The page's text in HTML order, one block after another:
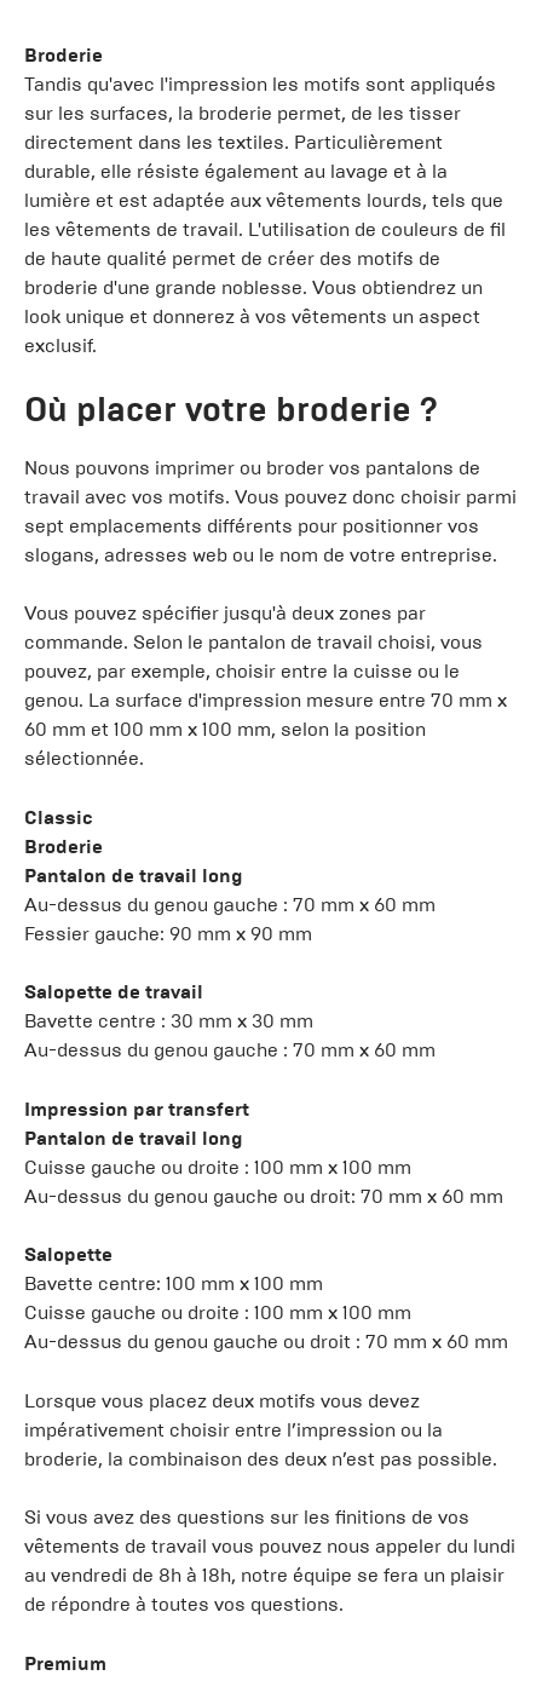
Broderie
Tandis qu'avec l'impression les motifs sont appliqués
sur les surfaces, la broderie permet, de les tisser
directement dans les textiles. Particulièrement
durable, elle résiste également au lavage et à la
lumière et est adaptée aux vêtements lourds, tels que
les vêtements de travail. L'utilisation de couleurs de fil
de haute qualité permet de créer des motifs de
broderie d'une grande noblesse. Vous obtiendrez un
look unique et donnerez à vos vêtements un aspect
exclusif.
Où placer votre broderie ?
Nous pouvons imprimer ou broder vos pantalons de
travail avec vos motifs. Vous pouvez donc choisir parmi
sept emplacements différents pour positionner vos
slogans, adresses web ou le nom de votre entreprise.
Vous pouvez spécifier jusqu'à deux zones par
commande. Selon le pantalon de travail choisi, vous
pouvez, par exemple, choisir entre la cuisse ou le
genou. La surface d'impression mesure entre 70 mm x
60 mm et 100 mm x 100 mm, selon la position
sélectionnée.
Classic
Broderie
Pantalon de travail long
Au-dessus du genou gauche : 70 mm x 60 mm
Fessier gauche: 90 mm x 90 mm
Salopette de travail
Bavette centre : 30 mm x 30 mm
Au-dessus du genou gauche : 70 mm x 60 mm
Impression par transfert
Pantalon de travail long
Cuisse gauche ou droite : 100 mm x 100 mm
Au-dessus du genou gauche ou droit: 70 mm x 60 mm
Salopette
Bavette centre: 100 mm x 100 mm
Cuisse gauche ou droite : 100 mm x 100 mm
Au-dessus du genou gauche ou droit : 70 mm x 60 mm
Lorsque vous placez deux motifs vous devez
impérativement choisir entre l’impression ou la
broderie, la combinaison des deux n’est pas possible.
Si vous avez des questions sur les finitions de vos
vêtements de travail vous pouvez nous appeler du lundi
au vendredi de 8h à 18h, notre équipe se fera un plaisir
de répondre à toutes vos questions.
Premium